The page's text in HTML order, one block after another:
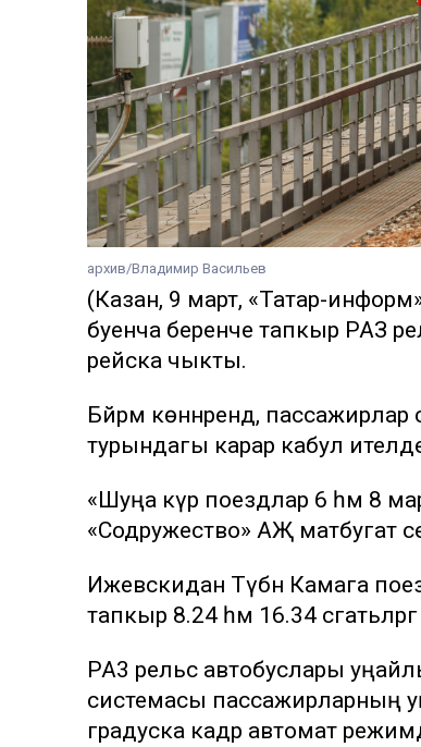
архив/Владимир Васильев
(Казан, 9 март, «Татар-
буенча беренче тапкыр РАЗ
рейска чыкты.
Бәйрәм көннәрендә,
турындагы карар кабул
«Шуңа күрә поездлар 6 һәм 8
«Содружество» АҖ матбугат
Ижевскидан Түбән Камага
тапкыр 8.24 һәм 16.34 сәгатьләргә
РА3 рельс автобуслары
системасы пассажирларның
градуска кадәр автомат